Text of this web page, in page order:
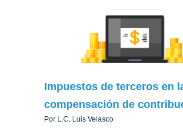
AL NEWSLETTER
Impuestos de terceros en
compensación de
Por L.C. Luis Velasco